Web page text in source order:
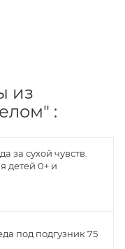
из
:
за сухой чувств.
детей 0+ и
под подгузник 75